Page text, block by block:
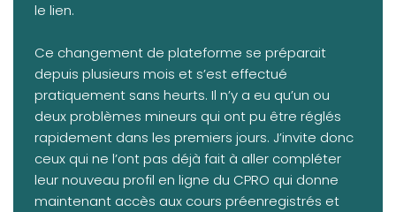
le lien.
Ce changement de plateforme se préparait
depuis plusieurs mois et s’est effectué
pratiquement sans heurts. Il n’y a eu qu’un ou
deux problèmes mineurs qui ont pu être réglés
rapidement dans les premiers jours. J’invite donc
ceux qui ne l’ont pas déjà fait à aller compléter
leur nouveau profil en ligne du CPRO qui donne
maintenant accès aux cours préenregistrés et